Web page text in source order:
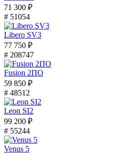
71 300 ₽
# 51054
Libero SV3
77 750 ₽
# 208747
Fusion 2ПО
59 850 ₽
# 48512
Leon SI2
99 200 ₽
# 55244
Venus 5